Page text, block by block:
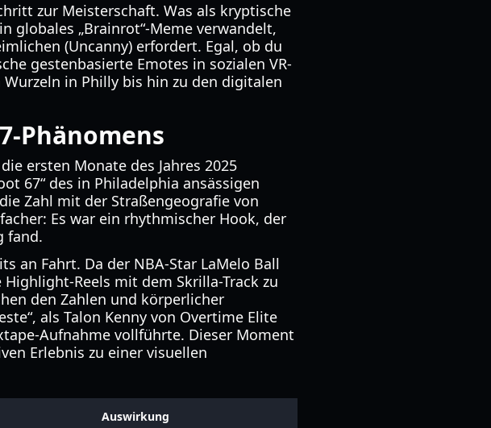
zur Meisterschaft. Was als kryptische
globales „Brainrot“-Meme verwandelt,
(Uncanny) erfordert. Egal, ob du
gestenbasierte Emotes in sozialen VR-
in Philly bis hin zu den digitalen
Phänomens
ersten Monate des Jahres 2025
67“ des in Philadelphia ansässigen
Zahl mit der Straßengeografie von
Es war ein rhythmischer Hook, der
fand.
an Fahrt. Da der NBA-Star LaMelo Ball
Reels mit dem Skrilla-Track zu
den Zahlen und körperlicher
als Talon Kenny von Overtime Elite
Aufnahme vollführte. Dieser Moment
Erlebnis zu einer visuellen
Auswirkung